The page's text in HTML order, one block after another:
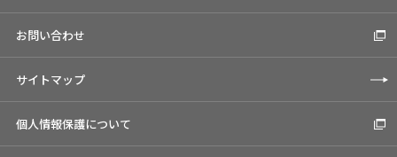
お問い合わせ
サイトマップ
個人情報保護について